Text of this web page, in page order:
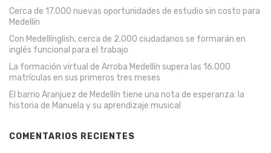
Cerca de 17.000 nuevas oportunidades de estudio sin costo para
Medellín
Con Medellínglish, cerca de 2.000 ciudadanos se formarán en
inglés funcional para el trabajo
La formación virtual de Arroba Medellín supera las 16.000
matrículas en sus primeros tres meses
El barrio Aranjuez de Medellín tiene una nota de esperanza: la
historia de Manuela y su aprendizaje musical
COMENTARIOS RECIENTES